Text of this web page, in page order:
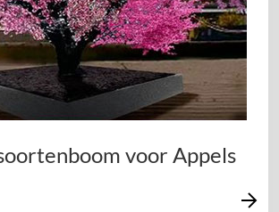
voor Appels